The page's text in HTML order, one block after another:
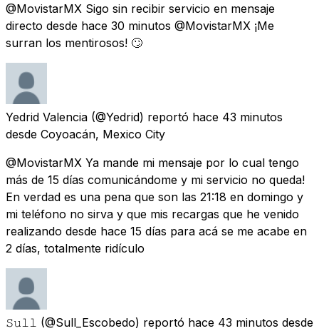
@MovistarMX Sigo sin recibir servicio en mensaje
directo desde hace 30 minutos @MovistarMX ¡Me
surran los mentirosos! 🙄
Yedrid Valencia (@Yedrid) reportó hace 43 minutos
desde Coyoacán, Mexico City
@MovistarMX Ya mande mi mensaje por lo cual tengo
más de 15 días comunicándome y mi servicio no queda!
En verdad es una pena que son las 21:18 en domingo y
mi teléfono no sirva y que mis recargas que he venido
realizando desde hace 15 días para acá se me acabe en
2 días, totalmente ridículo
𝚂𝚞𝚕𝚕 (@Sull_Escobedo) reportó hace 43 minutos desde